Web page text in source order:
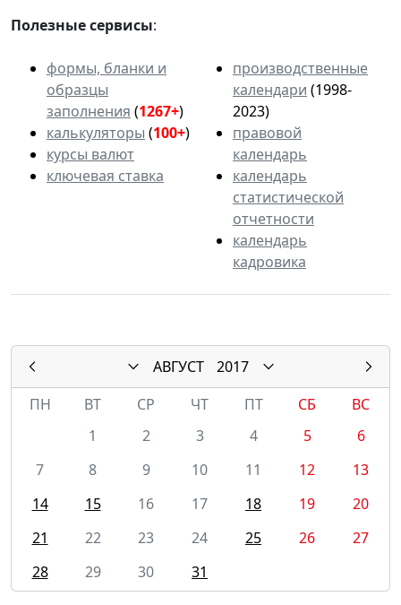
Полезные сервисы:
формы, бланки и
образцы
заполнения (1267+)
калькуляторы (100+)
курсы валют
ключевая ставка
производственные
календари (1998-
2023)
правовой
календарь
календарь
статистической
отчетности
календарь
кадровика
АВГУСТ
2017
ПН
ВТ СР ЧТ ПТ СБ
ВС
1
2 3 4 5
6
7
8 9 10 11 12
13
14
15 16 17 18 19
20
21
22 23 24 25 26
27
28
29 30 31